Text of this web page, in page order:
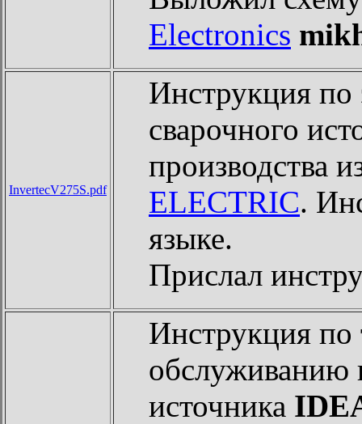
Electronics
InvertecV275S.pdf
Инструкция по
сварочного
производства
ELECTRIC.
языке.
Прислал
Инструкция по
обслуживанию
источника